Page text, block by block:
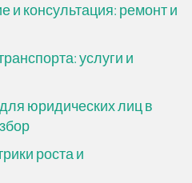
и консультация: ремонт и
услуги и
юридических лиц в
роста и